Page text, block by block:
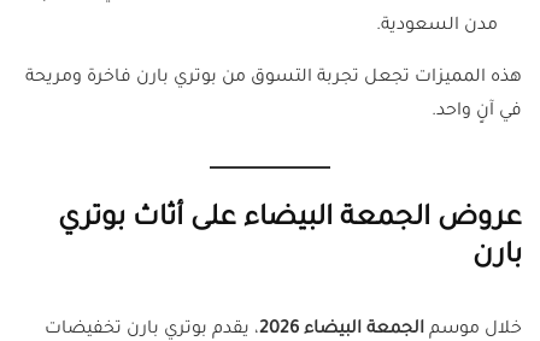
مدن السعودية.
هذه المميزات تجعل تجربة التسوق من بوتري بارن فاخرة ومريحة
في آنٍ واحد.
عروض الجمعة البيضاء على أثاث بوتري
بارن
خلال موسم الجمعة البيضاء 2026
، يقدم بوتري بارن تخفيضات